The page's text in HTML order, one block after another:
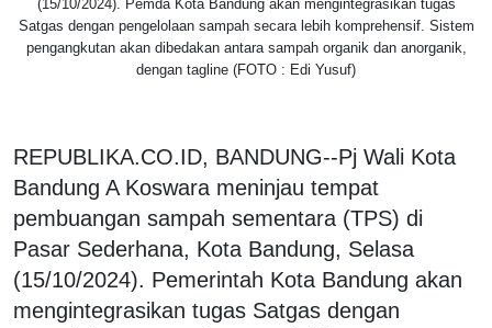
(15/10/2024). Pemda Kota Bandung akan mengintegrasikan tugas
Satgas dengan pengelolaan sampah secara lebih komprehensif. Sistem
pengangkutan akan dibedakan antara sampah organik dan anorganik,
dengan tagline (FOTO : Edi Yusuf)
REPUBLIKA.CO.ID, BANDUNG--Pj Wali Kota
Bandung A Koswara meninjau tempat
pembuangan sampah sementara (TPS) di
Pasar Sederhana, Kota Bandung, Selasa
(15/10/2024). Pemerintah Kota Bandung akan
mengintegrasikan tugas Satgas dengan